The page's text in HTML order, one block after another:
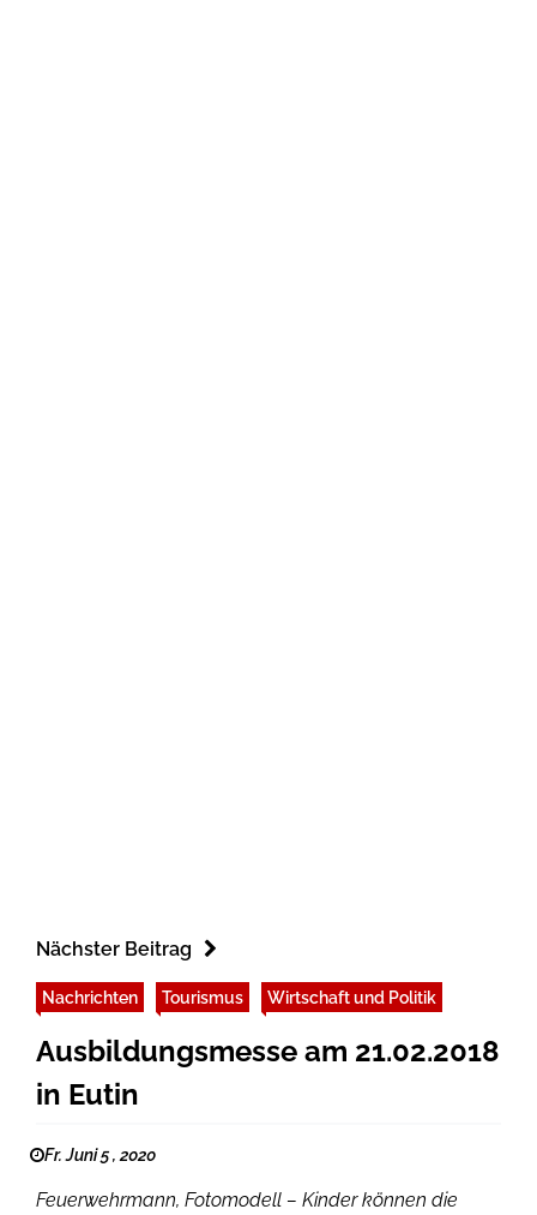
Nächster Beitrag
Nachrichten Tourismus Wirtschaft und Politik
Ausbildungsmesse am 21.02.2018
in Eutin
Fr. Juni 5 , 2020
Feuerwehrmann, Fotomodell – Kinder können die